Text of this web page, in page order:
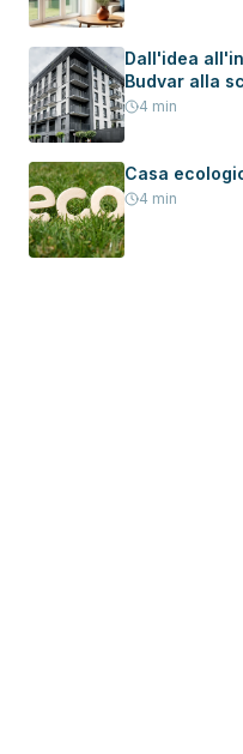
Dall'idea
Budvar alla
serramenti in
4 min
Casa
4 min